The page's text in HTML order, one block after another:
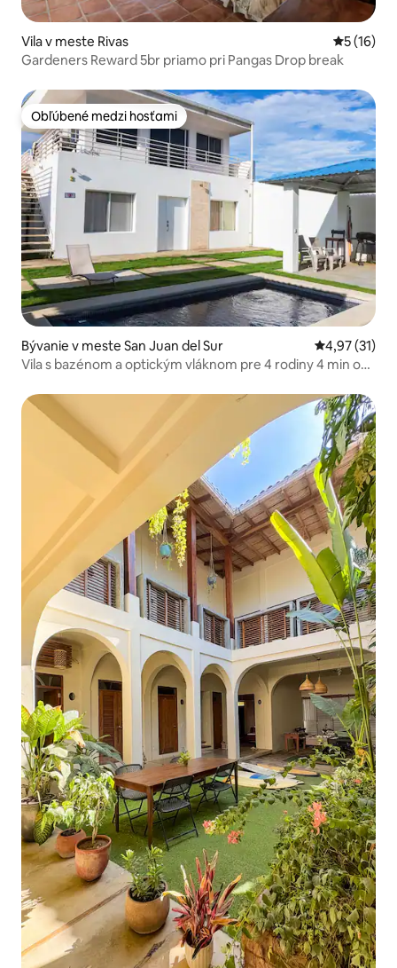
Vila v meste Rivas
5 (16)
Gardeners Reward 5br priamo pri Pangas Drop break
Obľúbené medzi hosťami
Obľúbené medzi hosťami
Bývanie v meste San Juan del Sur Priemerné
4,97 (31)
Vila s bazénom a optickým vláknom pre 4 rodiny 4 min od